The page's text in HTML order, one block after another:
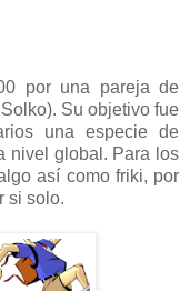
por una pareja de
Su objetivo fue
una especie de
nivel global. Para los
así como friki, por
si solo.